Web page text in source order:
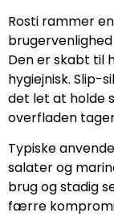
Rosti rammer
Den er skabt til
hygiejnisk. Slip-
det let at holde
overfladen
Typiske
salater og
brug og stadig
færre